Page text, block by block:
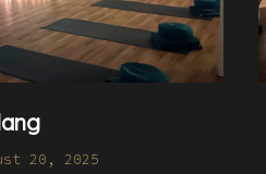
20, 2025